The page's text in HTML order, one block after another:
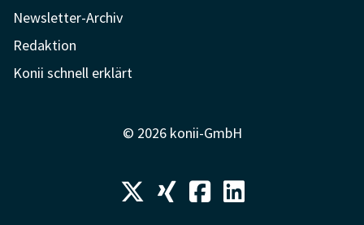
Newsletter-Archiv
Redaktion
Konii schnell erklärt
© 2026 konii-GmbH